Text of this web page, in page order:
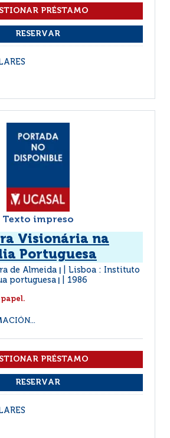
Texto impreso
Visionária na
Portuguesa
de Almeida
Lisboa : Instituto
portuguesa
1986